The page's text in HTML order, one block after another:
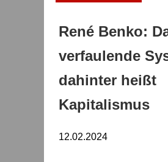
René Benko:
verfaulende
dahinter heißt
Kapitalismus
12.02.2024